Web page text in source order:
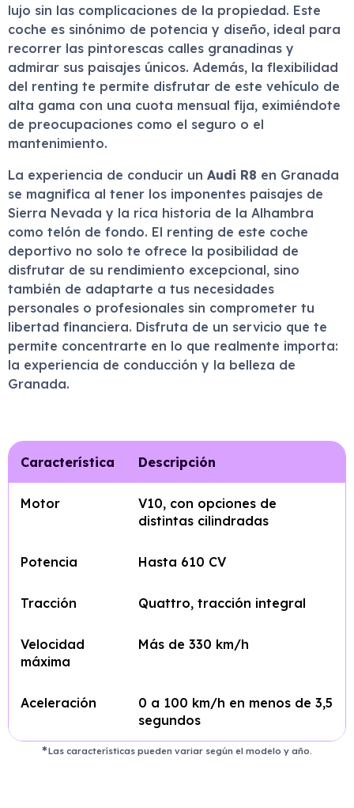
lujo sin las complicaciones de la propiedad. Este
coche es sinónimo de potencia y diseño, ideal para
recorrer las pintorescas calles granadinas y
admirar sus paisajes únicos. Además, la flexibilidad
del renting te permite disfrutar de este vehículo de
alta gama con una cuota mensual fija, eximiéndote
de preocupaciones como el seguro o el
mantenimiento.
La experiencia de conducir un Audi R8 en Granada
se magnifica al tener los imponentes paisajes de
Sierra Nevada y la rica historia de la Alhambra
como telón de fondo. El renting de este coche
deportivo no solo te ofrece la posibilidad de
disfrutar de su rendimiento excepcional, sino
también de adaptarte a tus necesidades
personales o profesionales sin comprometer tu
libertad financiera. Disfruta de un servicio que te
permite concentrarte en lo que realmente importa:
la experiencia de conducción y la belleza de
Granada.
Característica Descripción
Motor
V10, con opciones de
distintas cilindradas
Potencia Hasta 610 CV
Tracción Quattro, tracción integral
Velocidad
máxima
Más de 330 km/h
Aceleración
0 a 100 km/h en menos de 3,5
segundos
Las características pueden variar según el modelo y año.